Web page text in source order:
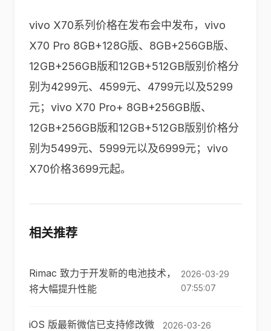
vivo X70系列价格在发布会中发布，vivo
X70 Pro 8GB+128G版、8GB+256GB版、
12GB+256GB版和12GB+512GB版别价格分
别为4299元、4599元、4799元以及5299
元；vivo X70 Pro+ 8GB+256GB版、
12GB+256GB版和12GB+512GB版别价格分
别为5499元、5999元以及6999元；vivo
X70价格3699元起。
相关推荐
Rimac 致力于开发新的电池技术，
将大幅提升性能
2026-03-29
07:55:07
iOS 版最新微信已支持修改微
2026-03-26